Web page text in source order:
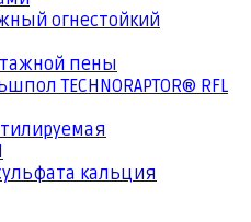
огнестойкий
пены
TECHNORAPTOR® RFL
кальция